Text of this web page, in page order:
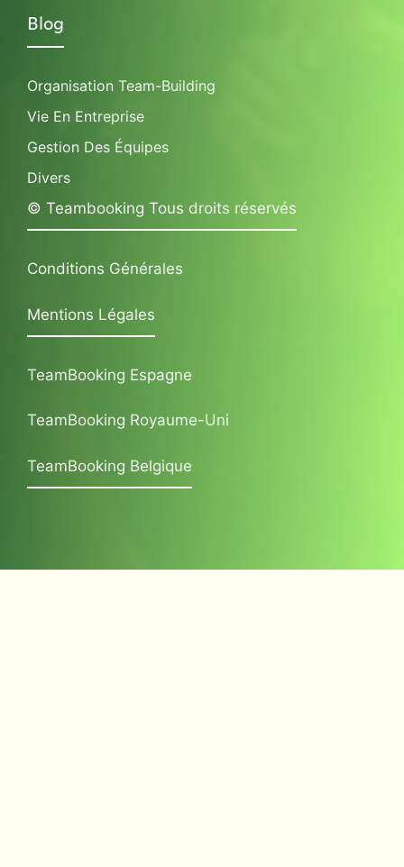
Blog
Organisation Team-Building
Vie En Entreprise
Gestion Des Équipes
Divers
© Teambooking Tous droits réservés
Conditions Générales
Mentions Légales
TeamBooking Espagne
TeamBooking Royaume-Uni
TeamBooking Belgique